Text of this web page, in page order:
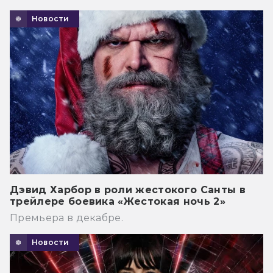
Новости
Дэвид Харбор в роли жестокого Санты в
трейлере боевика «Жестокая ночь 2»
Премьера в декабре.
Новости